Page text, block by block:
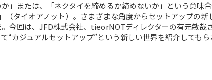
か」または、「ネクタイを締めるか締めないか」という意味
タイオアノット）。さまざまな角度からセットアップの新
今回は、JFD株式会社、tieorNOTディレクターの有元敏哉さ
“カジュアルセットアップ”という新しい世界を紹介してもら